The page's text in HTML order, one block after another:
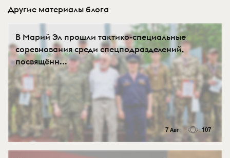
Другие материалы блога
В Марий Эл прошли тактико-специальные
соревнования среди спецподразделений,
посвящённ...
7 Авг 107